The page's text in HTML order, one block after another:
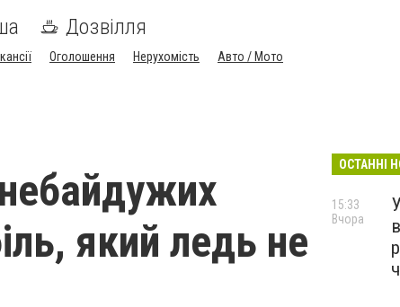
Дозвілля
Оголошення Нерухомість
Авто / Мото
який ледь не
ОСТАННІ
15:33
Вчора